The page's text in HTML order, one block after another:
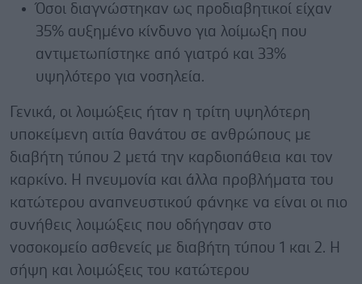
Όσοι διαγνώστηκαν ως προδιαβητικοί είχαν
35% αυξημένο κίνδυνο για λοίμωξη που
αντιμετωπίστηκε από γιατρό και 33%
υψηλότερο για νοσηλεία.
Γενικά, οι λοιμώξεις ήταν η τρίτη υψηλότερη
υποκείμενη αιτία θανάτου σε ανθρώπους με
διαβήτη τύπου 2 μετά την καρδιοπάθεια και τον
καρκίνο. Η πνευμονία και άλλα προβλήματα του
κατώτερου αναπνευστικού φάνηκε να είναι οι πιο
συνήθεις λοιμώξεις που οδήγησαν στο
νοσοκομείο ασθενείς με διαβήτη τύπου 1 και 2. Η
σήψη και λοιμώξεις του κατώτερου